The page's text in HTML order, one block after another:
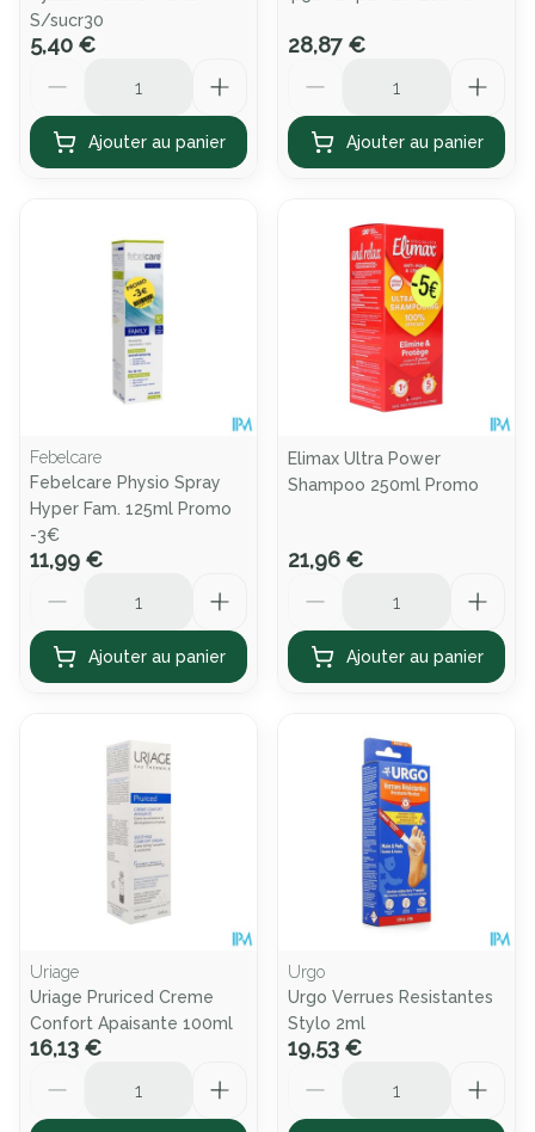
S/sucr30
5,40 €
Ajouter au panier
28,87 €
Ajouter au panier
Febelcare
Febelcare Physio Spray
Hyper Fam. 125ml Promo
-3€
11,99 €
Ajouter au panier
Elimax Ultra Power
Shampoo 250ml Promo
21,96 €
Ajouter au panier
Uriage
Uriage Pruriced Creme
Confort Apaisante 100ml
16,13 €
Urgo
Urgo Verrues Resistantes
Stylo 2ml
19,53 €